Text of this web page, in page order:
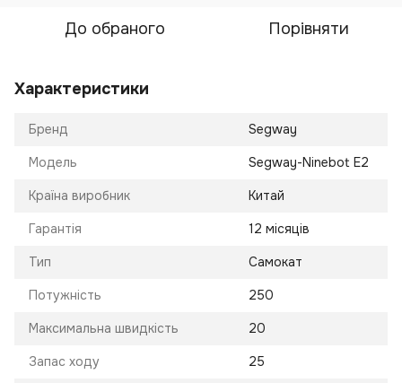
До обраного Порівняти
Характеристики
Бренд Segway
Модель Segway-Ninebot E2
Країна виробник Китай
Гарантія 12 місяців
Тип Самокат
Потужність 250
Максимальна швидкість 20
Запас ходу 25